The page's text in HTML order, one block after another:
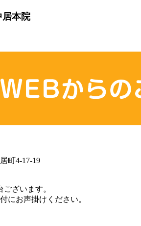
居本院
町4-17-19
ざいます。
にお声掛けください。